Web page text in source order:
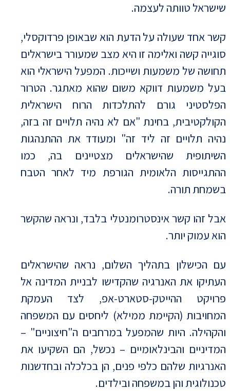
שישראל טוותה לעצמה.
קשר אחד שעולה על הדעת הוא שבאופן פרדוקסלי,
סוגייה קשה ואלימה זו היא מצב שמעורר בישראלים
תחושה של משמעות ושייכות. המפעל הישראלי הוא
בעל משמעות דווקא משום שהוא מאתגר. הטרור
הפלסטיני גורם להתלכדות הרוח הישראלית
הקולקטיבית, בחינת "אם לא נהיה תלויים זה בזה,
נהיה תלויים זה ליד זה" ומעודד את ההתנהגות
השיתופית שהישראלים מצטיינים בה, כמו
ההתגייסות הלאומית הגורפת מיד לאחר הטבח
בשמחת תורה.
אבל זהו קשר אינסטרומנטלי בלבד, ונראה שהקשר
הוא עמוק יותר.
עם הכישלון בתהליך השלום, נראה שהישראלים
העתיקו את האנרגיה שהקדישו לבניית המדינה אל
פרויקט ההייטק-סטארט-אפ, לצד העמקת
המחויבות (הקיימת ממילא) ליחסים עם המשפחה
והקהילה. היות שהמפעל במרחבים ה"חיצוניים" –
המדיניים והבינלאומיים – נכשל, הם השקיעו את
האנרגיות שלהם כלפי פנים, הן בכלכלה ובחדשנות
טכנולוגית והן במשפחה ובילדים.